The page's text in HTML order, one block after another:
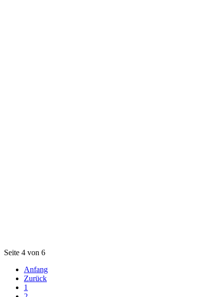
Seite 4 von 6
Anfang
Zurück
1